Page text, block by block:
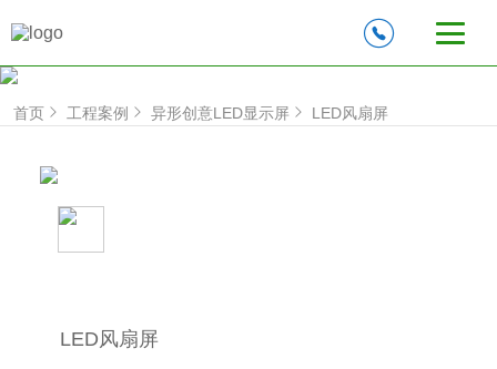
首页 工程案例 异形创意LED显示屏 LED风扇屏
LED风扇屏